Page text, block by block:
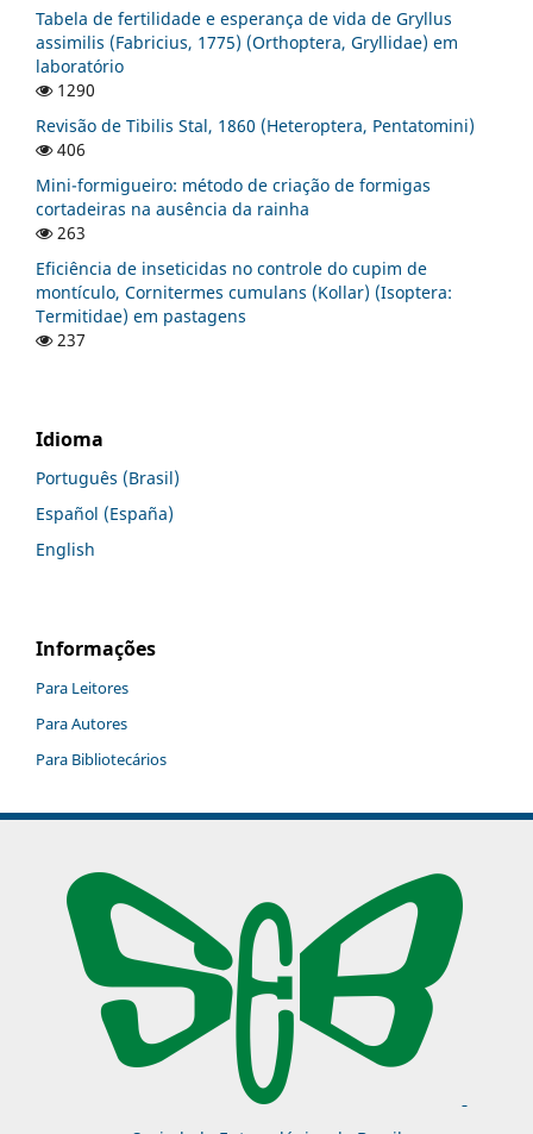
Tabela de fertilidade e esperança de vida de Gryllus
assimilis (Fabricius, 1775) (Orthoptera, Gryllidae) em
laboratório
1290
Revisão de Tibilis Stal, 1860 (Heteroptera, Pentatomini)
406
Mini-formigueiro: método de criação de formigas
cortadeiras na ausência da rainha
263
Eficiência de inseticidas no controle do cupim de
montículo, Cornitermes cumulans (Kollar) (Isoptera:
Termitidae) em pastagens
237
Idioma
Português (Brasil)
Español (España)
English
Informações
Para Leitores
Para Autores
Para Bibliotecários